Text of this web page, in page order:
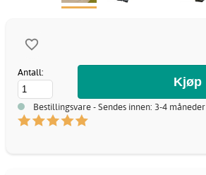
Antall:
Bestillingsvare - Sendes innen: 3-4 måneder